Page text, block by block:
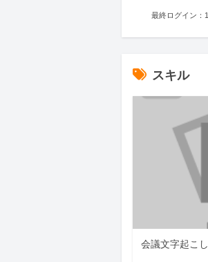
最終ログイン：
スキル
会議文字起こ